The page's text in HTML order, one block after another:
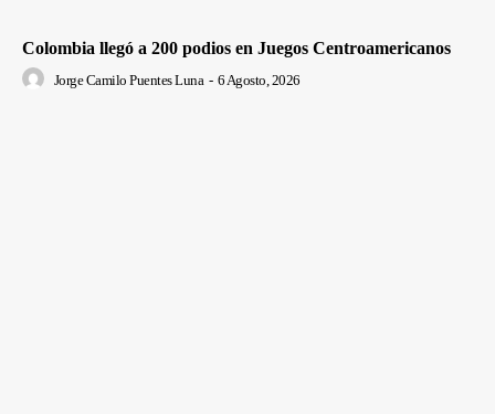
Colombia llegó a 200 podios en Juegos Centroamericanos
Jorge Camilo Puentes Luna - 6 Agosto, 2026